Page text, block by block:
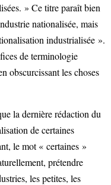
» Ce titre paraît bien
nationalisée, mais
industrialisée ».
de terminologie
obscurcissant les choses
la dernière rédaction du
de certaines
le mot « certaines »
prétendre
les petites, les